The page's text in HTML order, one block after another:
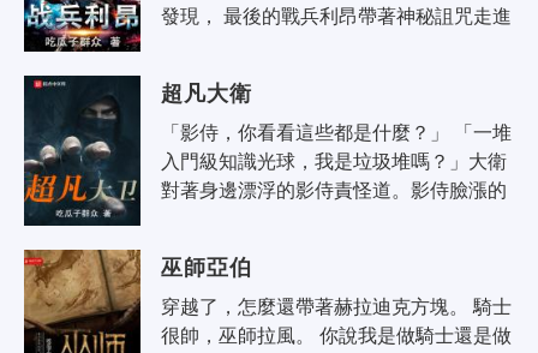
發現， 最後的戰兵利昂帶著神秘詛咒走進
超凡大衛
「影侍，你看看這些都是什麼？」 「一堆
入門級知識光球，我是垃圾堆嗎？」大衛
對著身邊漂浮的影侍責怪道。影侍臉漲的
巫師亞伯
穿越了，怎麼還帶著赫拉迪克方塊。 騎士
很帥，巫師拉風。 你說我是做騎士還是做